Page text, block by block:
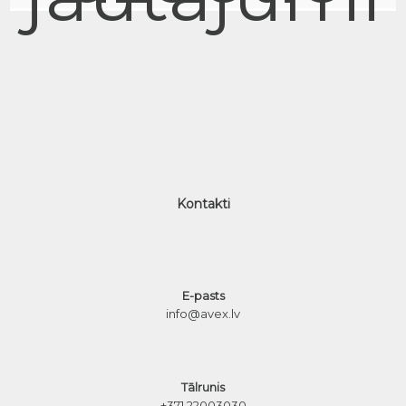
Kontakti
E-pasts
info@avex.lv
Tālrunis